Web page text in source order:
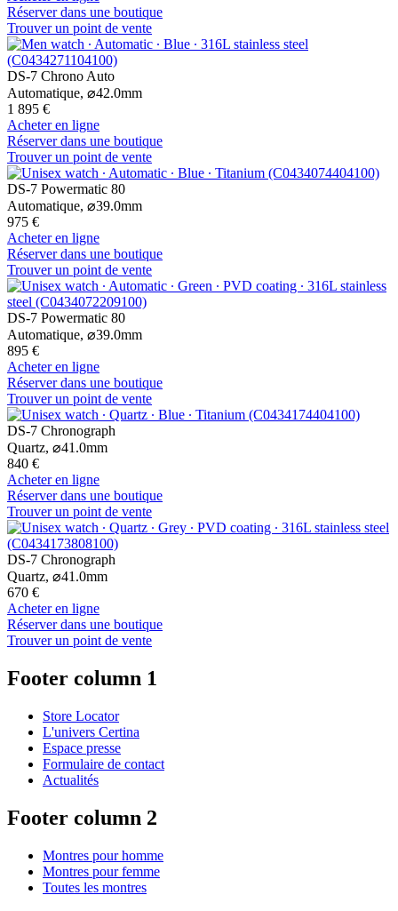
Réserver dans une boutique
Trouver un point de vente
DS-7 Chrono Auto
Automatique, ⌀42.0mm
1 895 €
Acheter en ligne
Réserver dans une boutique
Trouver un point de vente
DS-7 Powermatic 80
Automatique, ⌀39.0mm
975 €
Acheter en ligne
Réserver dans une boutique
Trouver un point de vente
DS-7 Powermatic 80
Automatique, ⌀39.0mm
895 €
Acheter en ligne
Réserver dans une boutique
Trouver un point de vente
DS-7 Chronograph
Quartz, ⌀41.0mm
840 €
Acheter en ligne
Réserver dans une boutique
Trouver un point de vente
DS-7 Chronograph
Quartz, ⌀41.0mm
670 €
Acheter en ligne
Réserver dans une boutique
Trouver un point de vente
Footer column 1
Store Locator
L'univers Certina
Espace presse
Formulaire de contact
Actualités
Footer column 2
Montres pour homme
Montres pour femme
Toutes les montres